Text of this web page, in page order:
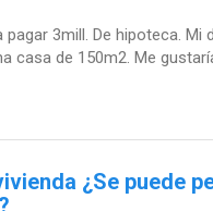
3mill. De hipoteca. Mi
casa de 150m2. Me
¿Se puede